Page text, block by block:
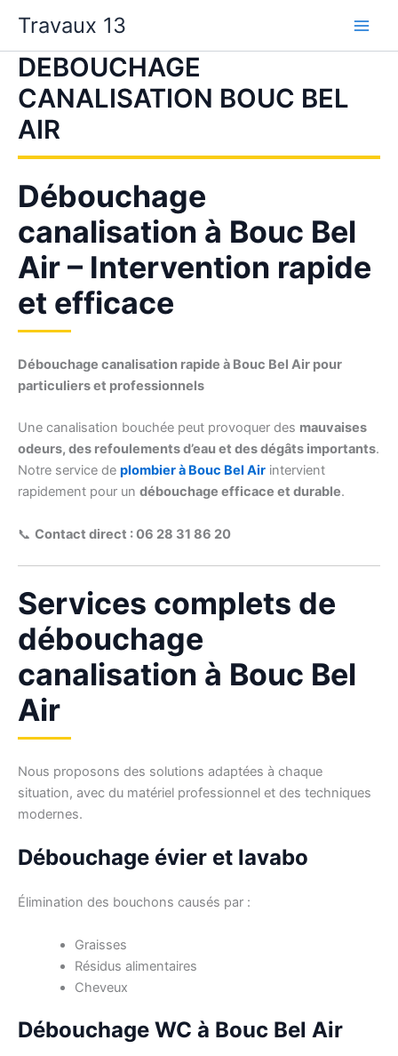
contenu
Travaux 13
DEBOUCHAGE
CANALISATION BOUC BEL
AIR
Débouchage
canalisation à Bouc Bel
Air – Intervention rapide
et efficace
Débouchage canalisation rapide à Bouc Bel Air pour
particuliers et professionnels
Une canalisation bouchée peut provoquer des mauvaises
odeurs, des refoulements d’eau et des dégâts importants.
Notre service de plombier à Bouc Bel Air intervient
rapidement pour un débouchage efficace et durable.
📞 Contact direct : 06 28 31 86 20
Services complets de
débouchage
canalisation à Bouc Bel
Air
Nous proposons des solutions adaptées à chaque
situation, avec du matériel professionnel et des techniques
modernes.
Débouchage évier et lavabo
Élimination des bouchons causés par :
Graisses
Résidus alimentaires
Cheveux
Débouchage WC à Bouc Bel Air